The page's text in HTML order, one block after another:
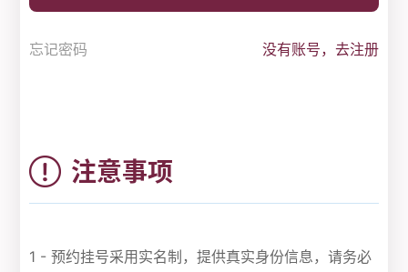
忘记密码 没有账号，去注册
注意事项
1 - 预约挂号采用实名制，提供真实身份信息，请务必